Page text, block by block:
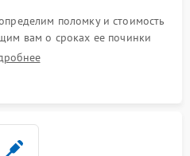
поломку и стоимость
вам о сроках ее починки